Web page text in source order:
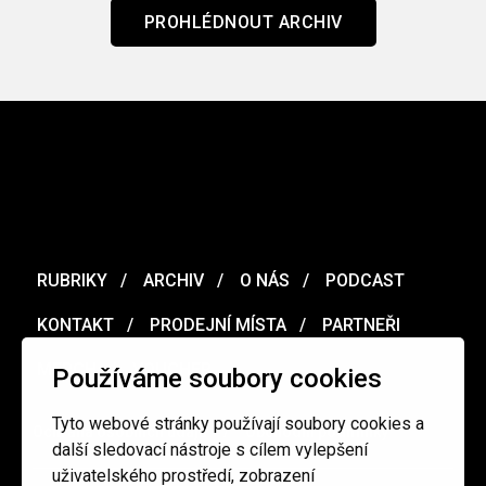
Používáme soubory cookies
Tyto webové stránky používají soubory cookies a
další sledovací nástroje s cílem vylepšení
uživatelského prostředí, zobrazení
PROHLÉDNOUT ARCHIV
RUBRIKY ARCHIV O NÁS PODCAST
KONTAKT PRODEJNÍ MÍSTA PARTNEŘI
MERCH VOUCHER
Ochrana osobních údajů / Obchodní podmínky